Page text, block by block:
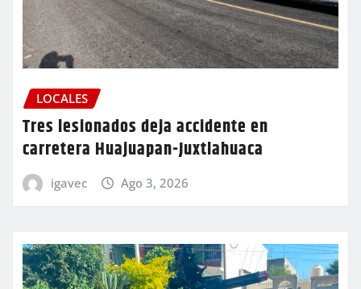
LOCALES
Tres lesionados deja accidente en
carretera Huajuapan-Juxtlahuaca
igavec Ago 3, 2026